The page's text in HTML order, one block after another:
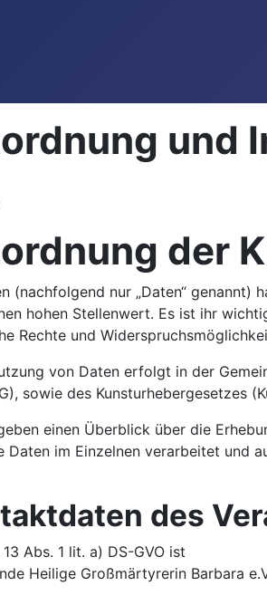
und
der
(nachfolgend nur „Daten“
hohen Stellenwert. Es ist ihr
Rechte und
von Daten erfolgt in der
sowie des Kunsturhebergesetzes
einen Überblick über die
Daten im Einzelnen verarbeitet
des
Abs. 1 lit. a) DS-GVO ist
Heilige Großmärtyrerin Barbara